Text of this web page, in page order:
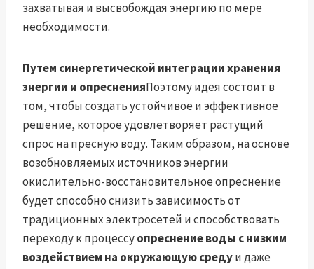
захватывая и высвобождая энергию по мере
необходимости.
Путем синергетической интеграции хранения
энергии и опресненияПоэтому идея состоит в
том, чтобы создать устойчивое и эффективное
решение, которое удовлетворяет растущий
спрос на пресную воду. Таким образом, на основе
возобновляемых источников энергии
окислительно-восстановительное опреснение
будет способно снизить зависимость от
традиционных электросетей и способствовать
переходу к процессуопреснение воды с низким
воздействием на окружающую средуи даже